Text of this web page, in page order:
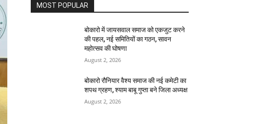
MOST POPULAR
बोकारो में जायसवाल समाज को एकजुट करने
की पहल, नई समितियों का गठन, सावन
महोत्सव की घोषणा
August 2, 2026
बोकारो रौनियार वैश्य समाज की नई कमेटी का
शपथ ग्रहण, श्याम बाबू गुप्ता बने जिला अध्यक्ष
August 2, 2026